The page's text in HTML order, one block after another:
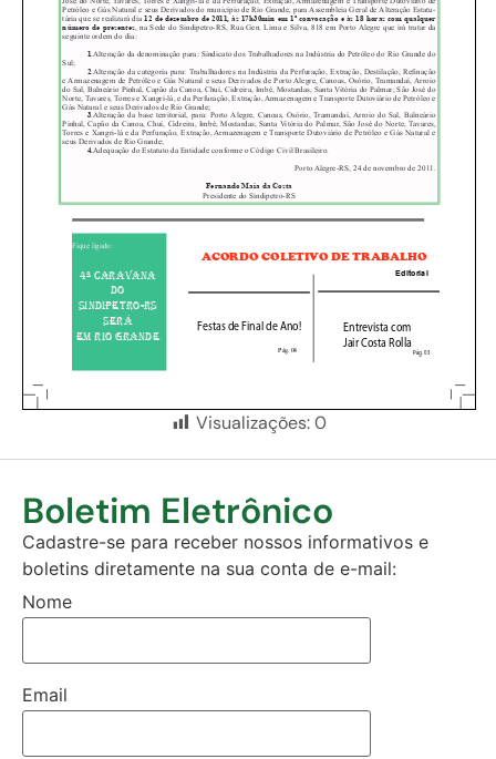
Visualizações:0
Boletim Eletrônico
Cadastre-se para receber nossos informativos e
boletins diretamente na sua conta de e-mail:
Nome
Email